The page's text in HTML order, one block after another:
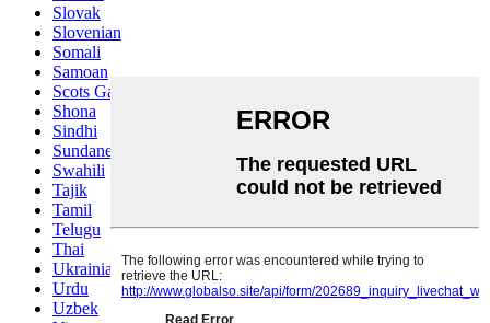
Slovak
Slovenian
Somali
Samoan
Scots Gaelic
Shona
Sindhi
Sundanese
Swahili
Tajik
Tamil
Telugu
Thai
Ukrainian
Urdu
Uzbek